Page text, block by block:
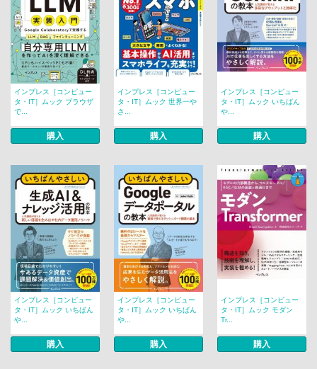
インプレス［コンピュー
タ・IT］ムック ブラウザ
で...
購入
インプレス［コンピュー
タ・IT］ムック 世界一や
さ...
購入
インプレス［コンピュー
タ・IT］ムック いちばん
や...
購入
インプレス［コンピュー
タ・IT］ムック いちばん
や...
購入
インプレス［コンピュー
タ・IT］ムック いちばん
や...
購入
インプレス［コンピュー
タ・IT］ムック モダン
Tr...
購入